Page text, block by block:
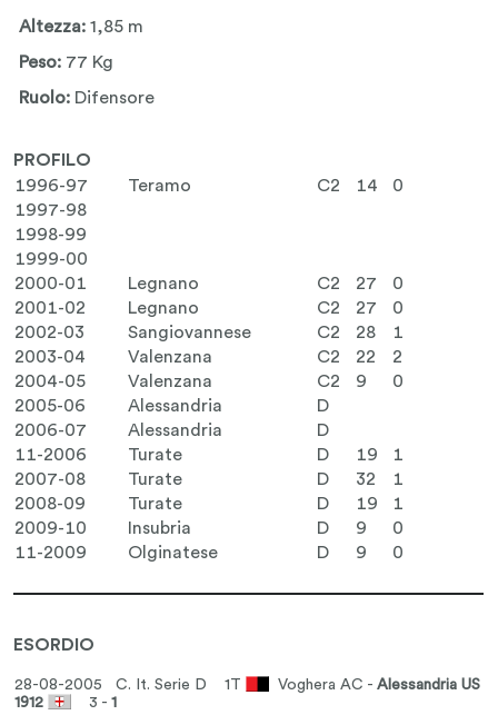
Altezza:1,85 m
Peso: 77 Kg
Ruolo: Difensore
PROFILO
1996-97
Teramo C2 14
0
1997-98
1998-99
1999-00
2000-01
Legnano C2 27
0
2001-02
Legnano C2 27
0
2002-03
Sangiovannese C2 28
1
2003-04
Valenzana C2 22
2
2004-05
Valenzana C2 9
0
2005-06
Alessandria
D
2006-07
Alessandria
D
11-2006
Turate D 19
1
2007-08
Turate D 32
1
2008-09
Turate D 19
1
2009-10
Insubria D 9
0
11-2009
Olginatese D 9 0
ESORDIO
28-08-2005 C. It. Serie D 1T Voghera AC -Alessandria US
1912
3 -1